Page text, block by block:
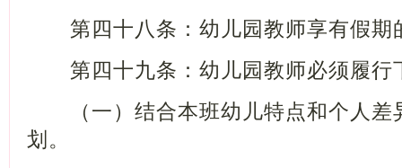
第四十八条：幼儿园教师享有假期
第四十九条：幼儿园教师必须履行
（一）结合本班幼儿特点和个人差
划。